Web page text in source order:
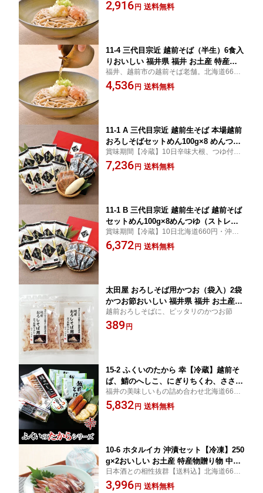
円・沖縄・離島1210円加算コシのある、の
ど越しのいい越前そば
2,916 円 送料無料
11-4 三代目宗近 越前そば（半生）6食入
りおいしい 福井県 福井 お土産 特産物
贈り物 中元 お中元 贈答
福井、越前市の越前そば老舗。北海道660
円・沖縄・離島1210円加算
4,536 円 送料無料
11-1 A 三代目宗近 越前生そば 本場越前
おろしそばセットめん100g×8 めんつゆ
（ストレート）60ml×8辛味大根×1かつ
おぶしパック×8【冷蔵】おいしい 福井
賞味期間【冷蔵】10日辛味大根、つゆ付。
日曜祝日、水曜日はお休みのため火曜、祝
日の翌々日、金曜出荷北海道660円・沖
7,236 円 送料無料
11-1 B 三代目宗近 越前生そば 越前そば
セットめん100g×8めんつゆ（ストレー
ト）60ml×8【冷蔵】おいしい 福井県 福
井 お土産 特産物贈り物 中元 お中元 贈
賞味期間【冷蔵】10日北海道660円・沖
縄・離島1210円加算日曜祝日、水曜日はお
休みのため、火曜、祝日の翌々日、金曜の
6,372 円 送料無料
太田屋 おろしそば用かつお（袋入）2袋
かつお節おいしい 福井県 福井 お土産
特産物贈り物 中元 お中元 贈答
越前おろしそばに、ピッタリのかつお節
389 円
15-2 ふくいのたから 幸【冷蔵】越前そ
ば、鯖のへしこ、にぎりちくわ、ささが
き上天、笹かれい一夜干し胡麻豆腐、小
鯛ささ漬おいしい 福井県 福井 お土産
福井の美味しいもの詰め合わせ北海道660
円、沖縄・離島1210円加算
5,832 円 送料無料
10-6 ホタルイカ 沖漬セット【冷凍】250
g×2おいしい お土産 特産物贈り物 中元
お中元 贈答
日本酒との相性抜群【送料込】北海道660
円、沖縄・離島1210円加算
3,996 円 送料無料